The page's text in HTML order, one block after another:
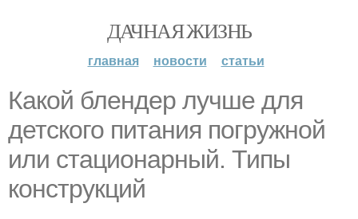
ДАЧНАЯ ЖИЗНЬ
главная новости статьи
Какой блендер лучше для
детского питания погружной
или стационарный. Типы
конструкций